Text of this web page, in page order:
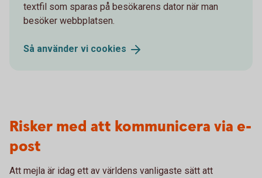
textfil som sparas på besökarens dator när man
besöker webbplatsen.
Så använder vi cookies
Risker med att kommunicera via e-
post
Att mejla är idag ett av världens vanligaste sätt att